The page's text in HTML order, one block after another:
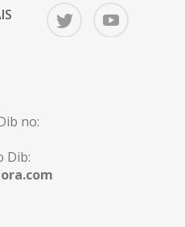
no:
Dib: